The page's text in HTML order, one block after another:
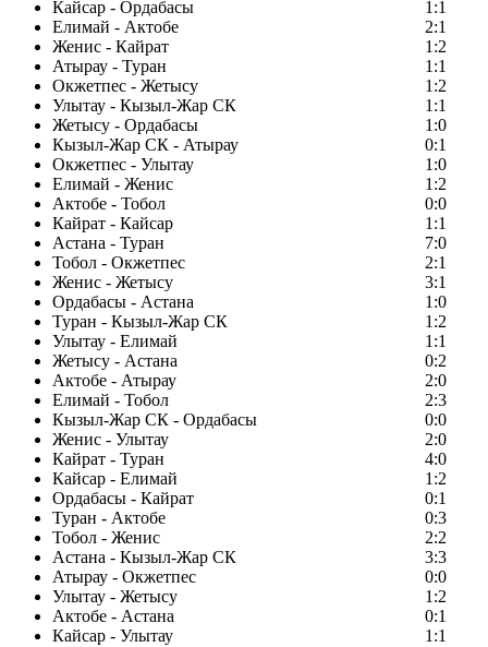
Кайсар - Ордабасы
1:1
Елимай - Актобе
2:1
Женис - Кайрат
1:2
Атырау - Туран
1:1
Окжетпес - Жетысу
1:2
Улытау - Кызыл-Жар СК
1:1
Жетысу - Ордабасы
1:0
Кызыл-Жар СК - Атырау
0:1
Окжетпес - Улытау
1:0
Елимай - Женис
1:2
Актобе - Тобол
0:0
Кайрат - Кайсар
1:1
Астана - Туран
7:0
Тобол - Окжетпес
2:1
Женис - Жетысу
3:1
Ордабасы - Астана
1:0
Туран - Кызыл-Жар СК
1:2
Улытау - Елимай
1:1
Жетысу - Астана
0:2
Актобе - Атырау
2:0
Елимай - Тобол
2:3
Кызыл-Жар СК - Ордабасы
0:0
Женис - Улытау
2:0
Кайрат - Туран
4:0
Кайсар - Елимай
1:2
Ордабасы - Кайрат
0:1
Туран - Актобе
0:3
Тобол - Женис
2:2
Астана - Кызыл-Жар СК
3:3
Атырау - Окжетпес
0:0
Улытау - Жетысу
1:2
Актобе - Астана
0:1
Кайсар - Улытау
1:1